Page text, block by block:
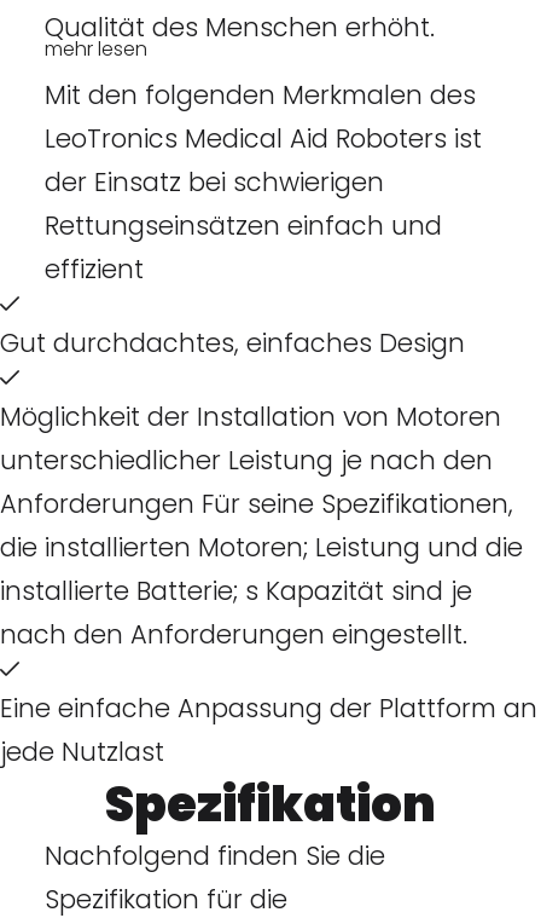
Qualität des Menschen erhöht.
mehr lesen
Mit den folgenden Merkmalen des
LeoTronics Medical Aid Roboters ist
der Einsatz bei schwierigen
Rettungseinsätzen einfach und
effizient
Gut durchdachtes, einfaches Design
Möglichkeit der Installation von Motoren
unterschiedlicher Leistung je nach den
Anforderungen Für seine Spezifikationen,
die installierten Motoren; Leistung und die
installierte Batterie; s Kapazität sind je
nach den Anforderungen eingestellt.
Eine einfache Anpassung der Plattform an
jede Nutzlast
Spezifikation
Nachfolgend finden Sie die
Spezifikation für die